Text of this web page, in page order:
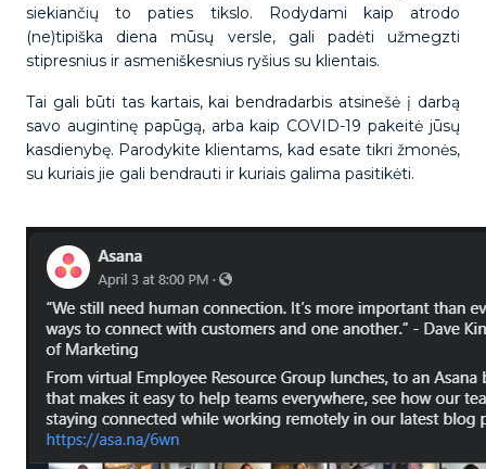
siekiančių to paties tikslo. Rodydami kaip atrodo
(ne)tipiška diena mūsų versle, gali padėti užmegzti
stipresnius ir asmeniškesnius ryšius su klientais.
Tai gali būti tas kartais, kai bendradarbis atsinešė į darbą
savo augintinę papūgą, arba kaip COVID-19 pakeitė jūsų
kasdienybę. Parodykite klientams, kad esate tikri žmonės,
su kuriais jie gali bendrauti ir kuriais galima pasitikėti.